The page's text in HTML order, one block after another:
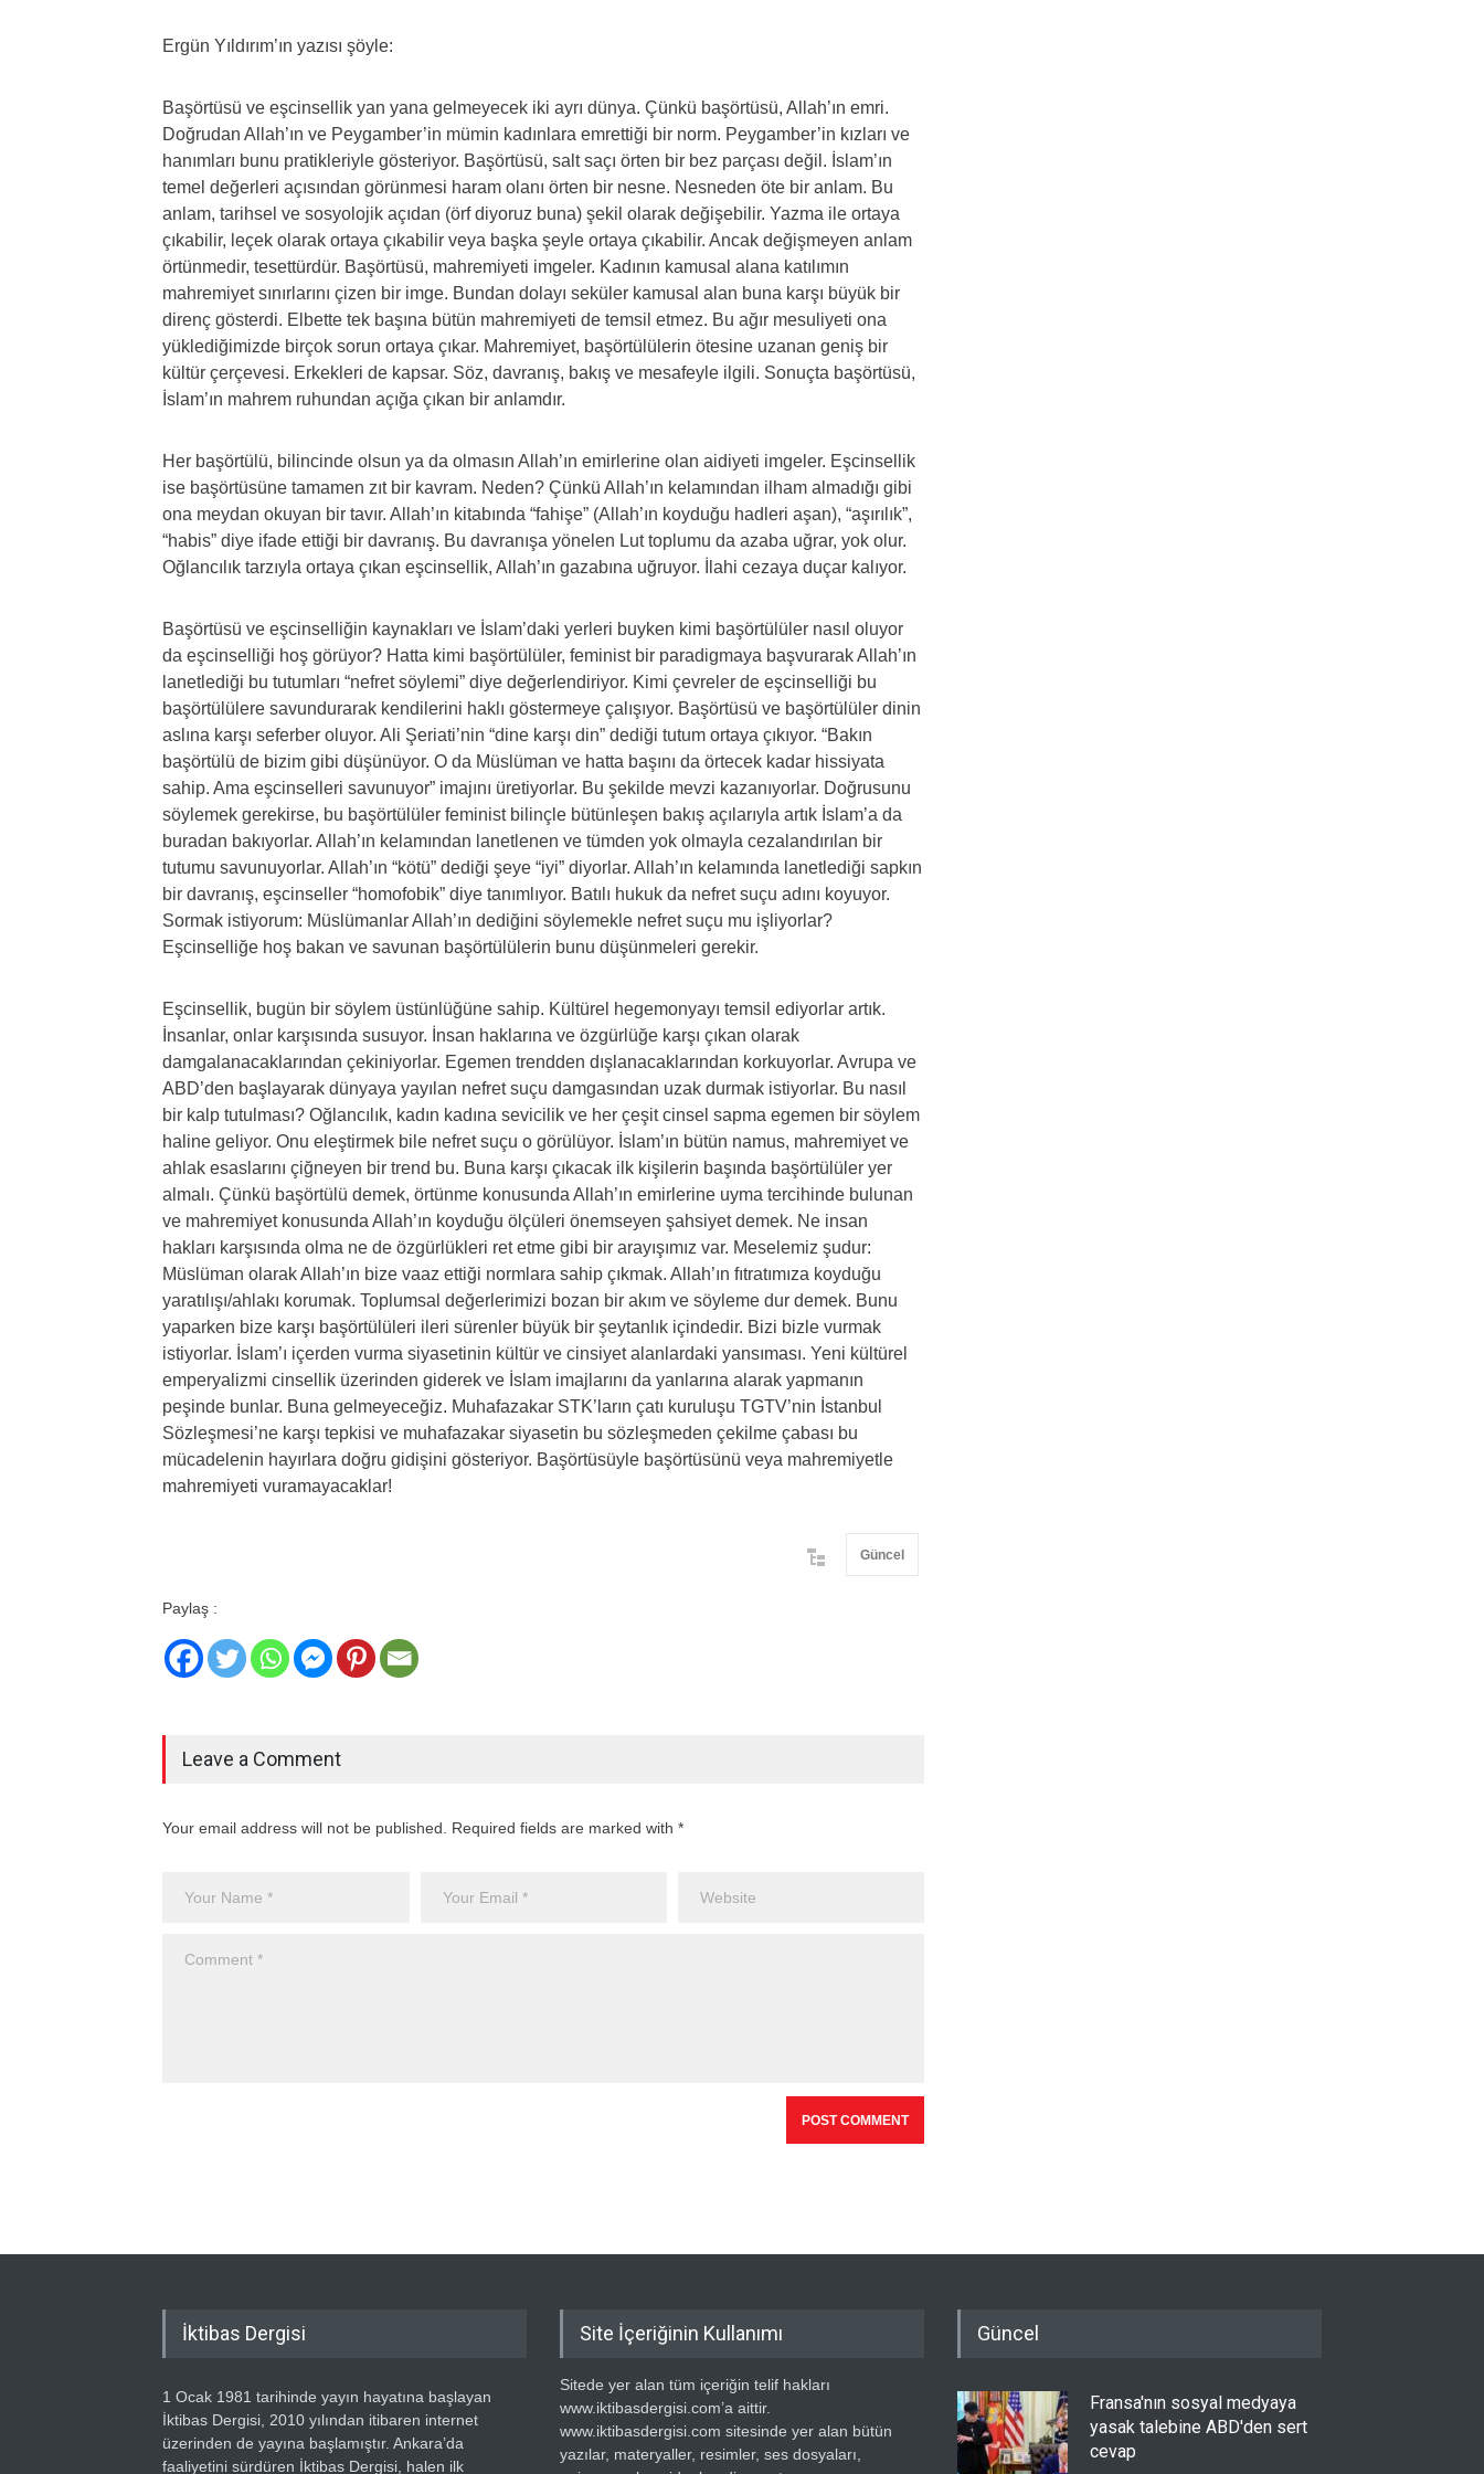
Ergün Yıldırım’ın yazısı şöyle:
Başörtüsü ve eşcinsellik yan yana gelmeyecek iki ayrı dünya. Çünkü başörtüsü, Allah’ın emri.
Doğrudan Allah’ın ve Peygamber’in mümin kadınlara emrettiği bir norm. Peygamber’in kızları ve
hanımları bunu pratikleriyle gösteriyor. Başörtüsü, salt saçı örten bir bez parçası değil. İslam’ın
temel değerleri açısından görünmesi haram olanı örten bir nesne. Nesneden öte bir anlam. Bu
anlam, tarihsel ve sosyolojik açıdan (örf diyoruz buna) şekil olarak değişebilir. Yazma ile ortaya
çıkabilir, leçek olarak ortaya çıkabilir veya başka şeyle ortaya çıkabilir. Ancak değişmeyen anlam
örtünmedir, tesettürdür. Başörtüsü, mahremiyeti imgeler. Kadının kamusal alana katılımın
mahremiyet sınırlarını çizen bir imge. Bundan dolayı seküler kamusal alan buna karşı büyük bir
direnç gösterdi. Elbette tek başına bütün mahremiyeti de temsil etmez. Bu ağır mesuliyeti ona
yüklediğimizde birçok sorun ortaya çıkar. Mahremiyet, başörtülülerin ötesine uzanan geniş bir
kültür çerçevesi. Erkekleri de kapsar. Söz, davranış, bakış ve mesafeyle ilgili. Sonuçta başörtüsü,
İslam’ın mahrem ruhundan açığa çıkan bir anlamdır.
Her başörtülü, bilincinde olsun ya da olmasın Allah’ın emirlerine olan aidiyeti imgeler. Eşcinsellik
ise başörtüsüne tamamen zıt bir kavram. Neden? Çünkü Allah’ın kelamından ilham almadığı gibi
ona meydan okuyan bir tavır. Allah’ın kitabında “fahişe” (Allah’ın koyduğu hadleri aşan), “aşırılık”,
“habis” diye ifade ettiği bir davranış. Bu davranışa yönelen Lut toplumu da azaba uğrar, yok olur.
Oğlancılık tarzıyla ortaya çıkan eşcinsellik, Allah’ın gazabına uğruyor. İlahi cezaya duçar kalıyor.
Başörtüsü ve eşcinselliğin kaynakları ve İslam’daki yerleri buyken kimi başörtülüler nasıl oluyor
da eşcinselliği hoş görüyor? Hatta kimi başörtülüler, feminist bir paradigmaya başvurarak Allah’ın
lanetlediği bu tutumları “nefret söylemi” diye değerlendiriyor. Kimi çevreler de eşcinselliği bu
başörtülülere savundurarak kendilerini haklı göstermeye çalışıyor. Başörtüsü ve başörtülüler dinin
aslına karşı seferber oluyor. Ali Şeriati’nin “dine karşı din” dediği tutum ortaya çıkıyor. “Bakın
başörtülü de bizim gibi düşünüyor. O da Müslüman ve hatta başını da örtecek kadar hissiyata
sahip. Ama eşcinselleri savunuyor” imajını üretiyorlar. Bu şekilde mevzi kazanıyorlar. Doğrusunu
söylemek gerekirse, bu başörtülüler feminist bilinçle bütünleşen bakış açılarıyla artık İslam’a da
buradan bakıyorlar. Allah’ın kelamından lanetlenen ve tümden yok olmayla cezalandırılan bir
tutumu savunuyorlar. Allah’ın “kötü” dediği şeye “iyi” diyorlar. Allah’ın kelamında lanetlediği sapkın
bir davranış, eşcinseller “homofobik” diye tanımlıyor. Batılı hukuk da nefret suçu adını koyuyor.
Sormak istiyorum: Müslümanlar Allah’ın dediğini söylemekle nefret suçu mu işliyorlar?
Eşcinselliğe hoş bakan ve savunan başörtülülerin bunu düşünmeleri gerekir.
Eşcinsellik, bugün bir söylem üstünlüğüne sahip. Kültürel hegemonyayı temsil ediyorlar artık.
İnsanlar, onlar karşısında susuyor. İnsan haklarına ve özgürlüğe karşı çıkan olarak
damgalanacaklarından çekiniyorlar. Egemen trendden dışlanacaklarından korkuyorlar. Avrupa ve
ABD’den başlayarak dünyaya yayılan nefret suçu damgasından uzak durmak istiyorlar. Bu nasıl
bir kalp tutulması? Oğlancılık, kadın kadına sevicilik ve her çeşit cinsel sapma egemen bir söylem
haline geliyor. Onu eleştirmek bile nefret suçu o görülüyor. İslam’ın bütün namus, mahremiyet ve
ahlak esaslarını çiğneyen bir trend bu. Buna karşı çıkacak ilk kişilerin başında başörtülüler yer
almalı. Çünkü başörtülü demek, örtünme konusunda Allah’ın emirlerine uyma tercihinde bulunan
ve mahremiyet konusunda Allah’ın koyduğu ölçüleri önemseyen şahsiyet demek. Ne insan
hakları karşısında olma ne de özgürlükleri ret etme gibi bir arayışımız var. Meselemiz şudur:
Müslüman olarak Allah’ın bize vaaz ettiği normlara sahip çıkmak. Allah’ın fıtratımıza koyduğu
yaratılışı/ahlakı korumak. Toplumsal değerlerimizi bozan bir akım ve söyleme dur demek. Bunu
yaparken bize karşı başörtülüleri ileri sürenler büyük bir şeytanlık içindedir. Bizi bizle vurmak
istiyorlar. İslam’ı içerden vurma siyasetinin kültür ve cinsiyet alanlardaki yansıması. Yeni kültürel
emperyalizmi cinsellik üzerinden giderek ve İslam imajlarını da yanlarına alarak yapmanın
peşinde bunlar. Buna gelmeyeceğiz. Muhafazakar STK’ların çatı kuruluşu TGTV’nin İstanbul
Sözleşmesi’ne karşı tepkisi ve muhafazakar siyasetin bu sözleşmeden çekilme çabası bu
mücadelenin hayırlara doğru gidişini gösteriyor. Başörtüsüyle başörtüsünü veya mahremiyetle
mahremiyeti vuramayacaklar!
Güncel
Paylaş :
Leave a Comment
Your email address will not be published. Required fields are marked with *
İktibas Dergisi
1 Ocak 1981 tarihinde yayın hayatına başlayan
İktibas Dergisi, 2010 yılından itibaren internet
üzerinden de yayına başlamıştır. Ankara’da
faaliyetini sürdüren İktibas Dergisi, halen ilk
Site İçeriğinin Kullanımı
Sitede yer alan tüm içeriğin telif hakları
www.iktibasdergisi.com’a aittir.
www.iktibasdergisi.com sitesinde yer alan bütün
yazılar, materyaller, resimler, ses dosyaları,
Güncel
Fransa'nın sosyal medyaya
yasak talebine ABD'den sert
cevap